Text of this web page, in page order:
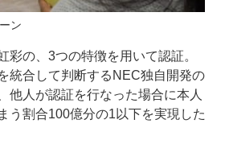
ン
彩の、3つの特徴を用いて認証。
統合して判断するNEC独自開発の
他人が認証を行なった場合に本人
う割合100億分の1以下を実現した